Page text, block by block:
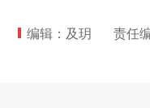
编辑：及玥 责任